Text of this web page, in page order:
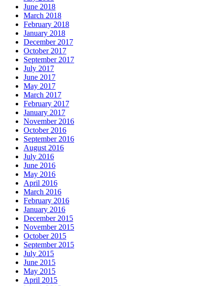
June 2018
March 2018
February 2018
January 2018
December 2017
October 2017
September 2017
July 2017
June 2017
May 2017
March 2017
February 2017
January 2017
November 2016
October 2016
September 2016
August 2016
July 2016
June 2016
May 2016
April 2016
March 2016
February 2016
January 2016
December 2015
November 2015
October 2015
September 2015
July 2015
June 2015
May 2015
April 2015